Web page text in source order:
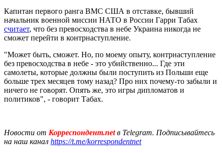
Капитан первого ранга ВМС США в отставке, бывший
начальник военной миссии НАТО в России Гарри Табах
считает, что без превосходства в небе Украина никогда не
сможет перейти в контрнаступление.
"Может быть, сможет. Но, по моему опыту, контрнаступление
без превосходства в небе - это убийственно... Где эти
самолеты, которые должны были поступить из Польши еще
больше трех месяцев тому назад? Про них почему-то забыли и
ничего не говорят. Опять же, это игры дипломатов и
политиков", - говорит Табах.
Новости от Корреспондент.netв Telegram. Подписывайтесь
на наш канал https://t.me/korrespondentnet